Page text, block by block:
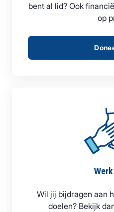
bent al lid? Ook
op
Wil jij bijdragen aan
doelen? Bekijk